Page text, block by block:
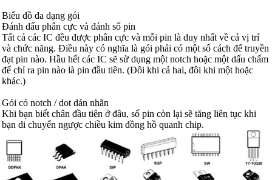
Biểu đồ đa dạng gói
Đánh dấu phân cực và đánh số pin
Tất cả các IC đều được phân cực và mỗi pin là duy nhất về cả vị trí
và chức năng. Điều này có nghĩa là gói phải có một số cách để truyền
đạt pin nào. Hầu hết các IC sẽ sử dụng một notch hoặc một dấu chấm
để chỉ ra pin nào là pin đầu tiên. (Đôi khi cả hai, đôi khi một hoặc
khác.)
Gói có notch / dot dán nhãn
Khi bạn biết chân đầu tiên ở đâu, số pin còn lại sẽ tăng liên tục khi
bạn di chuyển ngược chiều kim đồng hồ quanh chip.